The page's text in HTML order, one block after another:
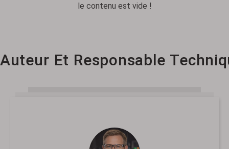
le contenu est vide !
Auteur Et Responsable